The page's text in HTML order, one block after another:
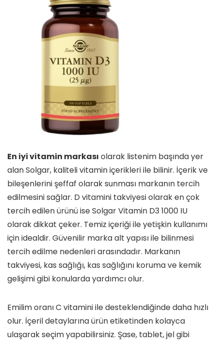
En iyi vitamin markası olarak listenim başında yer
alan Solgar, kaliteli vitamin içerikleri ile bilinir. İçerik ve
bileşenlerini şeffaf olarak sunması markanın tercih
edilmesini sağlar. D vitamini takviyesi olarak en çok
tercih edilen ürünü ise Solgar Vitamin D3 1000 IU
olarak dikkat çeker. Temiz içeriği ile yetişkin kullanımı
için idealdir. Güvenilir marka alt yapısı ile bilinmesi
tercih edilme nedenleri arasındadır. Markanın
takviyesi, kas sağlığı, kas sağlığını koruma ve kemik
gelişimi gibi konularda yardımcı olur.
Emilim oranı C vitamini ile desteklendiğinde daha hızlı
olur. İçeril detaylarına ürün etiketinden kolayca
ulaşarak seçim yapabilirsiniz. Şase, tablet, jel gibi